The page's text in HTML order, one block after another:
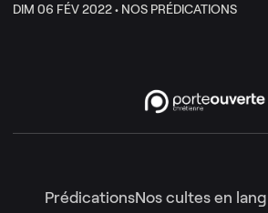
DIM 06 FÉV 2022 • NOS PRÉDICATIONS
PrédicationsNos cultes en